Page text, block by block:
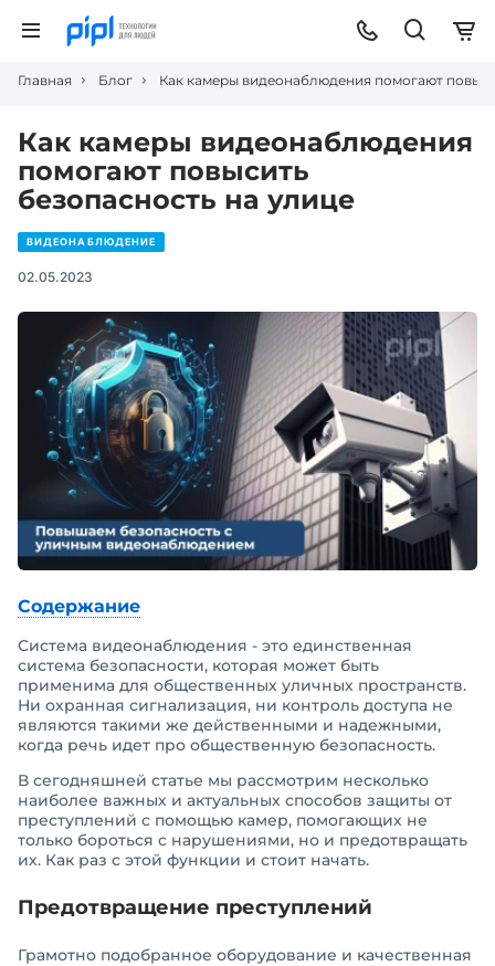
Главная Блог Как камеры видеонаблюдения помогают
Как камеры видеонаблюдения
помогают повысить
безопасность на улице
ВИДЕОНАБЛЮДЕНИЕ
02.05.2023
Содержание
Система видеонаблюдения - это единственная
система безопасности, которая может быть
применима для общественных уличных пространств.
Ни охранная сигнализация, ни контроль доступа не
являются такими же действенными и надежными,
когда речь идет про общественную безопасность.
В сегодняшней статье мы рассмотрим несколько
наиболее важных и актуальных способов защиты от
преступлений с помощью камер, помогающих не
только бороться с нарушениями, но и предотвращать
их. Как раз с этой функции и стоит начать.
Предотвращение преступлений
Грамотно подобранное оборудование и качественная